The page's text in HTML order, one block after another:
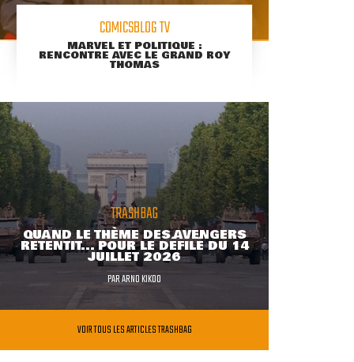
COMICSBLOG TV
MARVEL ET POLITIQUE :
RENCONTRE AVEC LE GRAND ROY
THOMAS
TRASHBAG
QUAND LE THÈME DES AVENGERS
RETENTIT... POUR LE DÉFILÉ DU 14
JUILLET 2026
PARARNO KIKOO
VOIR TOUS LES ARTICLES TRASHBAG